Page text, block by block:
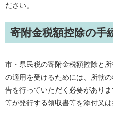
ださい。
寄附金税額控除の手
市・県民税の寄附金税額控除と
の適用を受けるためには、所轄
告を行っていただく必要があり
等が発行する領収書等を添付又は